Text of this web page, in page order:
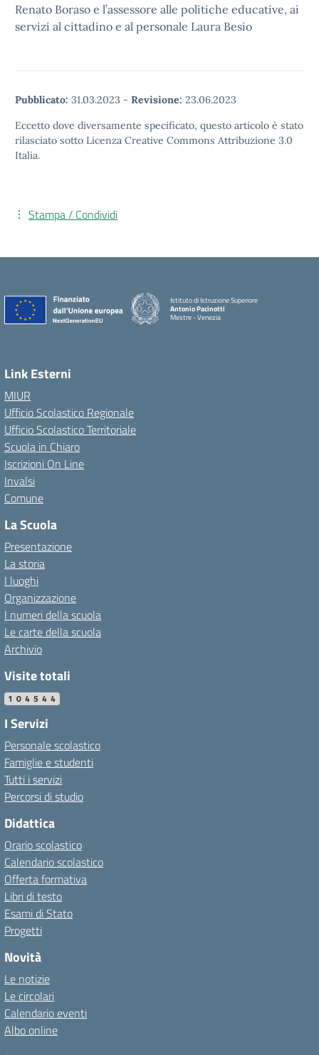
Renato Boraso e l’assessore alle politiche educative, ai
servizi al cittadino e al personale Laura Besio
Pubblicato: 31.03.2023 - Revisione: 23.06.2023
Eccetto dove diversamente specificato, questo articolo è stato
rilasciato sotto Licenza Creative Commons Attribuzione 3.0
Italia.
Stampa / Condividi
Istituto di Istruzione Superiore
Antonio Pacinotti
Mestre - Venezia
Link Esterni
MIUR
Ufficio Scolastico Regionale
Ufficio Scolastico Territoriale
Scuola in Chiaro
Iscrizioni On Line
Invalsi
Comune
La Scuola
Presentazione
La storia
I luoghi
Organizzazione
I numeri della scuola
Le carte della scuola
Archivio
Visite totali
104544
I Servizi
Personale scolastico
Famiglie e studenti
Tutti i servizi
Percorsi di studio
Didattica
Orario scolastico
Calendario scolastico
Offerta formativa
Libri di testo
Esami di Stato
Progetti
Novità
Le notizie
Le circolari
Calendario eventi
Albo online